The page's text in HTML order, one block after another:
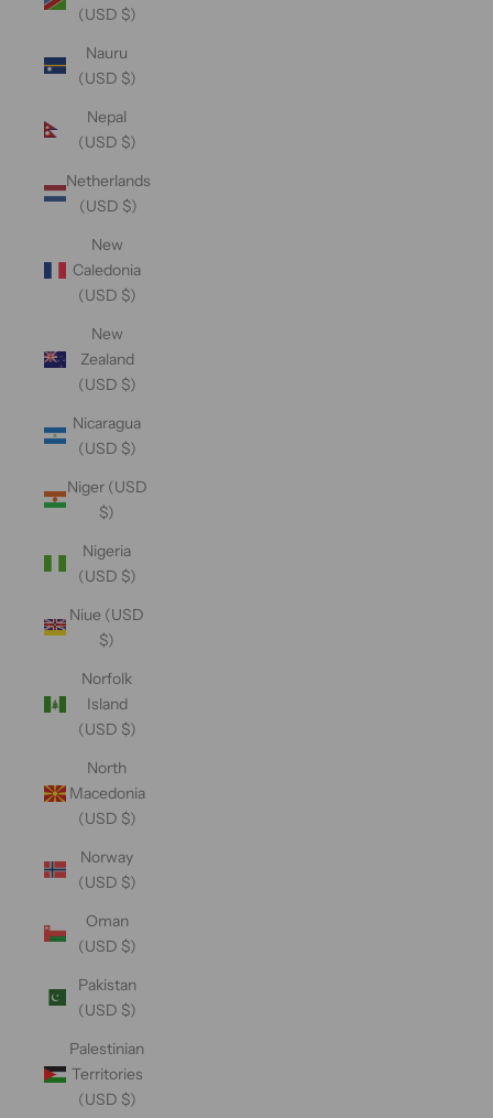
(USD $)
Nauru
(USD $)
Nepal
(USD $)
Netherlands
(USD $)
New
Caledonia
(USD $)
New
Zealand
(USD $)
Nicaragua
(USD $)
Niger (USD
$)
Nigeria
(USD $)
Niue (USD
$)
Norfolk
Island
(USD $)
North
Macedonia
(USD $)
Norway
(USD $)
Oman
(USD $)
Pakistan
(USD $)
Palestinian
Territories
(USD $)